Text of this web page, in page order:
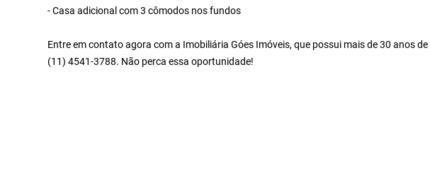
- Casa adicional com 3 cômodos nos fundos
Entre em contato agora com a Imobiliária Góes Imóveis, que possui mais de 30 anos
(11) 4541-3788. Não perca essa oportunidade!